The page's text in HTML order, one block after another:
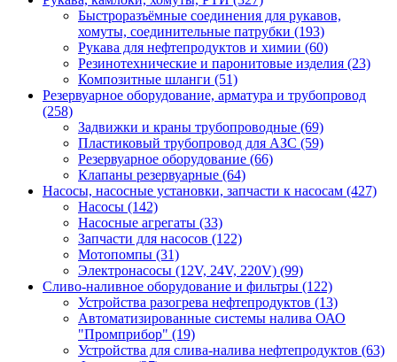
Быстроразъёмные соединения для рукавов,
хомуты, соединительные патрубки (193)
Рукава для нефтепродуктов и химии (60)
Резинотехнические и паронитовые изделия (23)
Композитные шланги (51)
Резервуарное оборудование, арматура и трубопровод
(258)
Задвижки и краны трубопроводные (69)
Пластиковый трубопровод для АЗС (59)
Резервуарное оборудование (66)
Клапаны резервуарные (64)
Насосы, насосные установки, запчасти к насосам (427)
Насосы (142)
Насосные агрегаты (33)
Запчасти для насосов (122)
Мотопомпы (31)
Электронасосы (12V, 24V, 220V) (99)
Сливо-наливное оборудование и фильтры (122)
Устройства разогрева нефтепродуктов (13)
Автоматизированные системы налива ОАО
"Промприбор" (19)
Устройства для слива-налива нефтепродуктов (63)